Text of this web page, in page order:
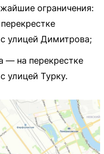
ограничения:
улицей Димитрова;
— на перекрестке
улицей Турку.